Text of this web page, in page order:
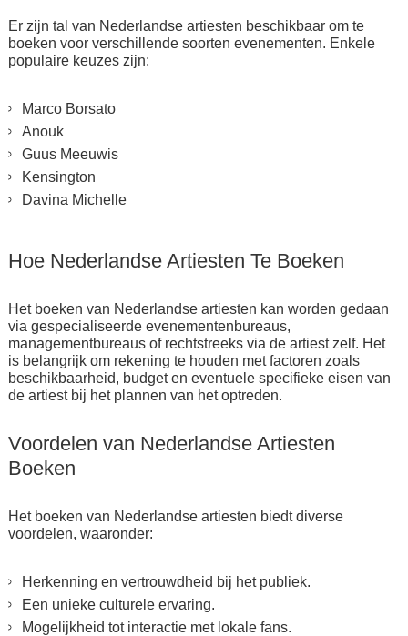
Er zijn tal van Nederlandse artiesten beschikbaar om te
boeken voor verschillende soorten evenementen. Enkele
populaire keuzes zijn:
Marco Borsato
Anouk
Guus Meeuwis
Kensington
Davina Michelle
Hoe Nederlandse Artiesten Te Boeken
Het boeken van Nederlandse artiesten kan worden gedaan
via gespecialiseerde evenementenbureaus,
managementbureaus of rechtstreeks via de artiest zelf. Het
is belangrijk om rekening te houden met factoren zoals
beschikbaarheid, budget en eventuele specifieke eisen van
de artiest bij het plannen van het optreden.
Voordelen van Nederlandse Artiesten
Boeken
Het boeken van Nederlandse artiesten biedt diverse
voordelen, waaronder:
Herkenning en vertrouwdheid bij het publiek.
Een unieke culturele ervaring.
Mogelijkheid tot interactie met lokale fans.